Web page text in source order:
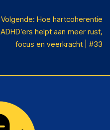
Hoe hartcoherentie
ADHD’ers helpt aan meer rust,
focus en veerkracht | #33